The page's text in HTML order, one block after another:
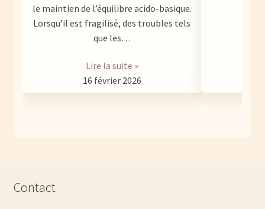
le maintien de l’équilibre acido-basique.
Lorsqu’il est fragilisé, des troubles tels
que les…
Lire la suite »
16 février 2026
Contact